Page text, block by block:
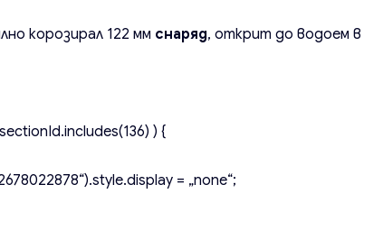
корозирал 122 мм снаряд, открит до водоем в
) {
= „none“;